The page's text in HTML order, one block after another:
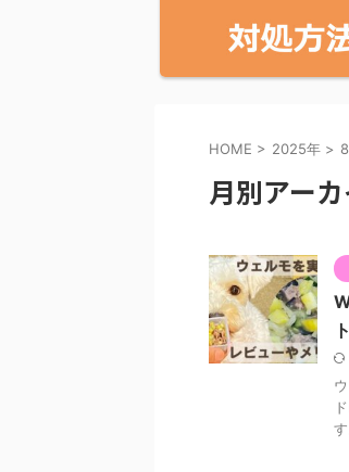
HOME > 2025年 >
月別アー